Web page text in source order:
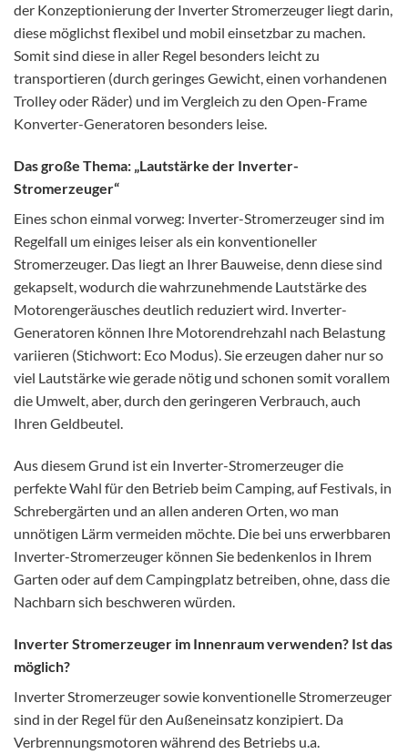
der Konzeptionierung der Inverter Stromerzeuger liegt darin,
diese möglichst flexibel und mobil einsetzbar zu machen.
Somit sind diese in aller Regel besonders leicht zu
transportieren (durch geringes Gewicht, einen vorhandenen
Trolley oder Räder) und im Vergleich zu den Open-Frame
Konverter-Generatoren besonders leise.
Das große Thema: „Lautstärke der Inverter-
Stromerzeuger“
Eines schon einmal vorweg: Inverter-Stromerzeuger sind im
Regelfall um einiges leiser als ein konventioneller
Stromerzeuger. Das liegt an Ihrer Bauweise, denn diese sind
gekapselt, wodurch die wahrzunehmende Lautstärke des
Motorengeräusches deutlich reduziert wird. Inverter-
Generatoren können Ihre Motorendrehzahl nach Belastung
variieren (Stichwort: Eco Modus). Sie erzeugen daher nur so
viel Lautstärke wie gerade nötig und schonen somit vorallem
die Umwelt, aber, durch den geringeren Verbrauch, auch
Ihren Geldbeutel.
Aus diesem Grund ist ein Inverter-Stromerzeuger die
perfekte Wahl für den Betrieb beim Camping, auf Festivals, in
Schrebergärten und an allen anderen Orten, wo man
unnötigen Lärm vermeiden möchte. Die bei uns erwerbbaren
Inverter-Stromerzeuger können Sie bedenkenlos in Ihrem
Garten oder auf dem Campingplatz betreiben, ohne, dass die
Nachbarn sich beschweren würden.
Inverter Stromerzeuger im Innenraum verwenden? Ist das
möglich?
Inverter Stromerzeuger sowie konventionelle Stromerzeuger
sind in der Regel für den Außeneinsatz konzipiert. Da
Verbrennungsmotoren während des Betriebs u.a.